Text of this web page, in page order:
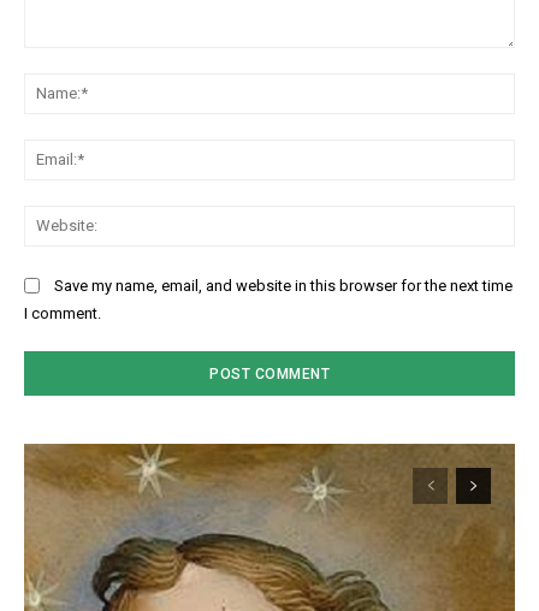
Save my name, email, and website in this browser for the next time
I comment.